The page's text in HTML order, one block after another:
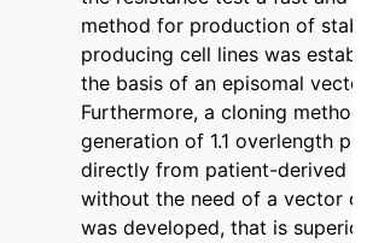
method for production of
producing cell lines was
the basis of an episomal
Furthermore, a cloning
generation of 1.1 overlength
directly from patient-derived
without the need of a vector
was developed, that is